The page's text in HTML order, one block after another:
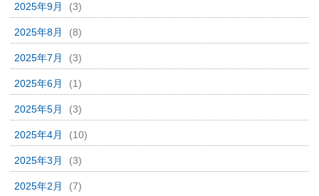
2025年9月 (3)
2025年8月 (8)
2025年7月 (3)
2025年6月 (1)
2025年5月 (3)
2025年4月 (10)
2025年3月 (3)
2025年2月 (7)